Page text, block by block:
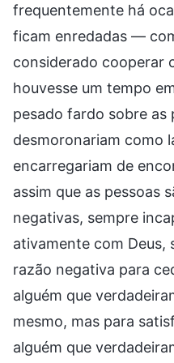
frequentemente há
ficam enredadas —
considerado cooperar
houvesse um tempo
pesado fardo sobre as
desmoronariam como
encarregariam de
assim que as pessoas
negativas, sempre
ativamente com Deus,
razão negativa para
alguém que
mesmo, mas para
alguém que